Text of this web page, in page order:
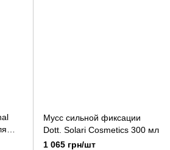
мл
Мусс сильной фиксации
Dott. Solari Cosmetics 300 мл
1 065 грн/шт